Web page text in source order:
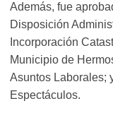
Además, fue
Disposición
Incorporación
Municipio de
Asuntos Laborales;
Espectáculos.